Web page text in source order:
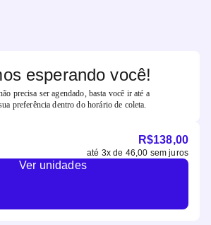
esperando você!
precisa ser agendado, basta você ir até a
preferência dentro do horário de coleta.
R$138,00
até 3x de 46,00 sem juros
Ver unidades